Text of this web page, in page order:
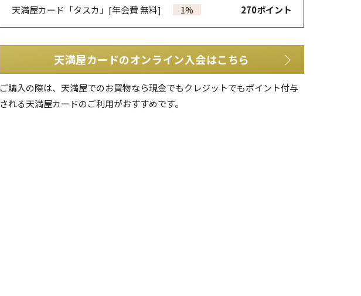
天満屋カード「タスカ」 [年会費 無料] 1% 270ポイント
天満屋カードのオンライン入会はこちら
ご購入の際は、天満屋でのお買物なら現金でもクレジットでもポイント付与
される天満屋カードのご利用がおすすめです。